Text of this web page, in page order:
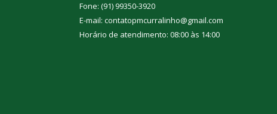
Fone: (91) 99350-3920
E-mail: contatopmcurralinho@gmail.com
Horário de atendimento: 08:00 às 14:00